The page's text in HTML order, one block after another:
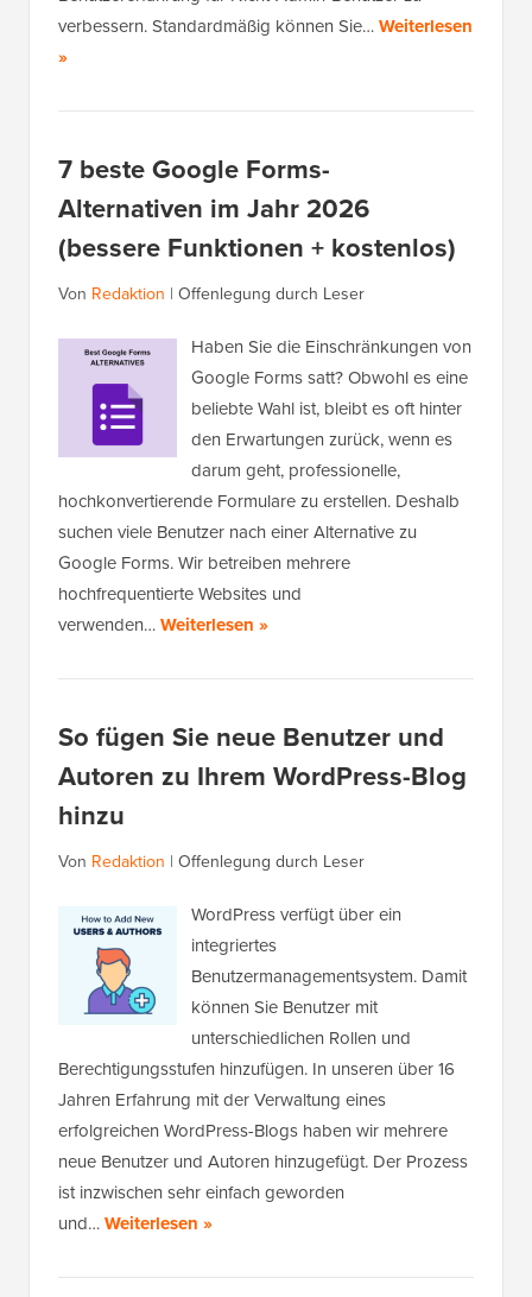
verbessern. Standardmäßig können Sie…Weiterlesen
»
7 beste Google Forms-
Alternativen im Jahr 2026
(bessere Funktionen + kostenlos)
Von Redaktion | Offenlegung durch Leser
Haben Sie die Einschränkungen von
Google Forms satt? Obwohl es eine
beliebte Wahl ist, bleibt es oft hinter
den Erwartungen zurück, wenn es
darum geht, professionelle,
hochkonvertierende Formulare zu erstellen. Deshalb
suchen viele Benutzer nach einer Alternative zu
Google Forms. Wir betreiben mehrere
hochfrequentierte Websites und
verwenden…Weiterlesen »
So fügen Sie neue Benutzer und
Autoren zu Ihrem WordPress-Blog
hinzu
Von Redaktion | Offenlegung durch Leser
WordPress verfügt über ein
integriertes
Benutzermanagementsystem. Damit
können Sie Benutzer mit
unterschiedlichen Rollen und
Berechtigungsstufen hinzufügen. In unseren über 16
Jahren Erfahrung mit der Verwaltung eines
erfolgreichen WordPress-Blogs haben wir mehrere
neue Benutzer und Autoren hinzugefügt. Der Prozess
ist inzwischen sehr einfach geworden
und…Weiterlesen »